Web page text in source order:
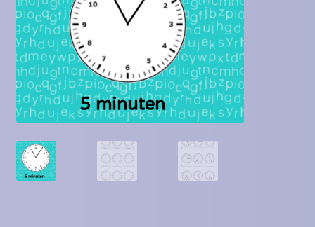
Contact
Homepagina
Mijn account
Privacy Policy
Winkelmand